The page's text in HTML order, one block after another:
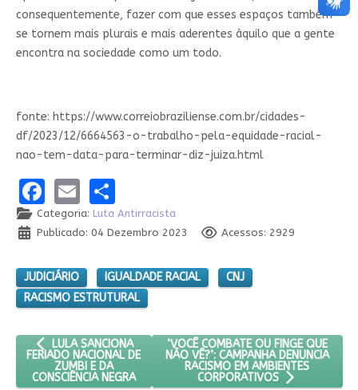
consequentemente, fazer com que esses espaços também
se tornem mais plurais e mais aderentes àquilo que a gente
encontra na sociedade como um todo.
fonte: https://www.correiobraziliense.com.br/cidades-
df/2023/12/6664563-o-trabalho-pela-equidade-racial-
nao-tem-data-para-terminar-diz-juiza.html
Facebook
EmailShare
Categoria: Luta Antirracista
Publicado: 04 Dezembro 2023
Acessos: 2929
JUDICIÁRIO IGUALDADE RACIAL
CNJ
RACISMO ESTRUTURAL
ARTIGO ANTERIOR: LULA SANCIONA FERIADO NACIONAL DE
LULA SANCIONA
FERIADO NACIONAL DE
ZUMBI E DA
CONSCIÊNCIA NEGRA
PRÓXIMO ARTIGO: ‘VOCÊ COMBATE
‘VOCÊ COMBATE OU FINGE QUE
NÃO VÊ?’: CAMPANHA DENUNCIA
RACISMO EM AMBIENTES
CORPORATIVOS